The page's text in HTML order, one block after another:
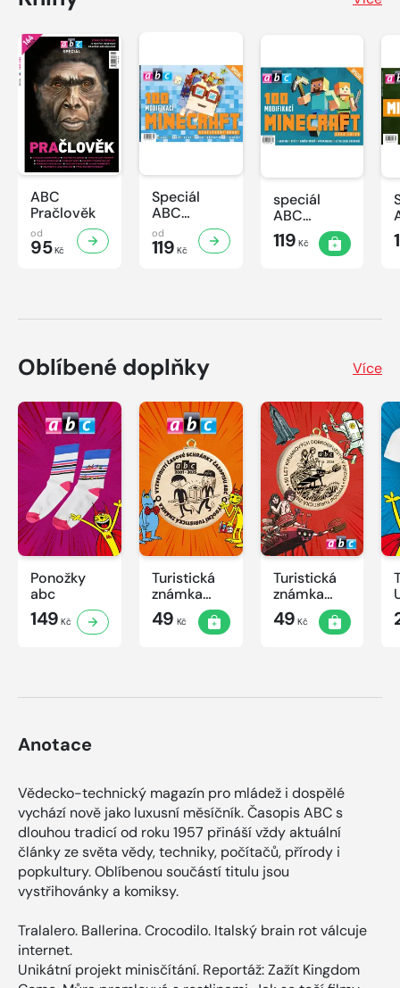
ABC
Pračlověk
od
95Kč
Speciál
ABC
Minecraft 3
od
119 Kč
speciál
ABC
Minecraft 2
119 Kč
Oblíbené doplňky Více
Ponožky
abc
149 Kč
Turistická
známka
ABC -
Časová
49 Kč
Turistická
známka
ABC
49 Kč
Anotace
Vědecko-technický magazín pro mládež i dospělé
vychází nově jako luxusní měsíčník. Časopis ABC s
dlouhou tradicí od roku 1957 přináší vždy aktuální
články ze světa vědy, techniky, počítačů, přírody i
popkultury. Oblíbenou součástí titulu jsou
vystřihovánky a komiksy.
Tralalero. Ballerina. Crocodilo. Italský brain rot válcuje
internet.
Unikátní projekt minisčítání. Reportáž: Zažít Kingdom